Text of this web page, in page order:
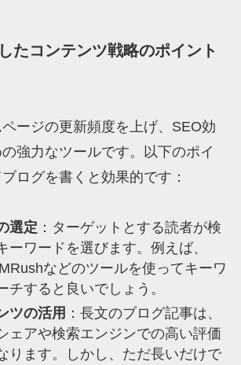
たコンテンツ戦略のポイント
ージの更新頻度を上げ、SEO効
強力なツールです。以下のポイ
ログを書くと効果的です：
選定 ：ターゲットとする読者が検
ーワードを選びます。例えば、
などのツールを使ってキーワ
チすると良いでしょう。
ツの活用 ：長文のブログ記事は、
ェアや検索エンジンでの高い評価
ります。しかし、ただ長いだけで